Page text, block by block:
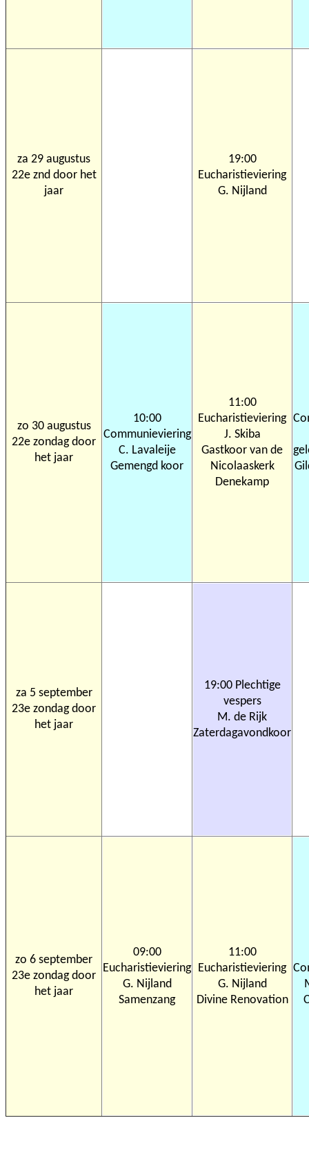
za 29 augustus
22e znd door het
jaar
19:00
Eucharistieviering
G. Nijland
zo 30 augustus
22e zondag door
het jaar
10:00
Communieviering
C. Lavaleije
Gemengd koor
11:00
Eucharistieviering
J. Skiba
Gastkoor van de
Nicolaaskerk
Denekamp
za 5 september
23e zondag door
het jaar
19:00 Plechtige
vespers
M. de Rijk
Zaterdagavondkoor
zo 6 september
23e zondag door
het jaar
09:00
Eucharistieviering
G. Nijland
Samenzang
11:00
Eucharistieviering
G. Nijland
Divine Renovation